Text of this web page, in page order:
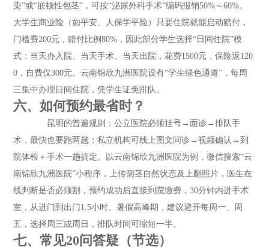
染”或“嵌顿性包茎”，可按“泌尿外科手术”编码报销50%～60%。
大学生商业险（如平安、人保学平险）只要住院就能启动赔付，
门槛费200元，赔付比例80%，因此部分学生选择“日间住院”模
式：当天办入院、当天手术、当天出院，花费1500元，保险返120
0，自费仅300元。云南锦欣九洲医院设有“学生绿色通道”，每周
三集中办理日间住院，凭学生证免排队。
六、如何预约最省时？
昆明的普遍规则：公立医院必须挂号→面诊→排队手
术，最快也要跑两趟；私立机构可线上图文问诊→视频确认→到
院体检＋手术一趟搞定。以云南锦欣九洲医院为例，微信搜索“云
南锦欣九洲医院”小程序，上传阴茎自然状态及上翻照片，医生在
线判断是否必须割，预约成功后直接到院缴费，30分钟内进手术
室，从进门到出门1.5小时。暑假高峰期，建议避开每周一、周
五，选择周三或周日，排队时间可缩短一半。
七、常见20问答疑（节选）